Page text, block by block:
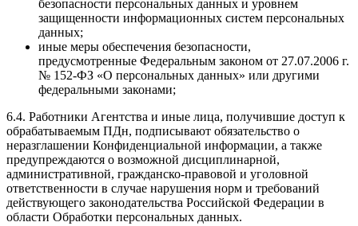
безопасности персональных данных и уровнем
защищенности информационных систем персональных
данных;
иные меры обеспечения безопасности,
предусмотренные Федеральным законом от 27.07.2006 г.
№ 152-ФЗ «О персональных данных» или другими
федеральными законами;
6.4. Работники Агентства и иные лица, получившие доступ к
обрабатываемым ПДн, подписывают обязательство о
неразглашении Конфиденциальной информации, а также
предупреждаются о возможной дисциплинарной,
административной, гражданско-правовой и уголовной
ответственности в случае нарушения норм и требований
действующего законодательства Российской Федерации в
области Обработки персональных данных.